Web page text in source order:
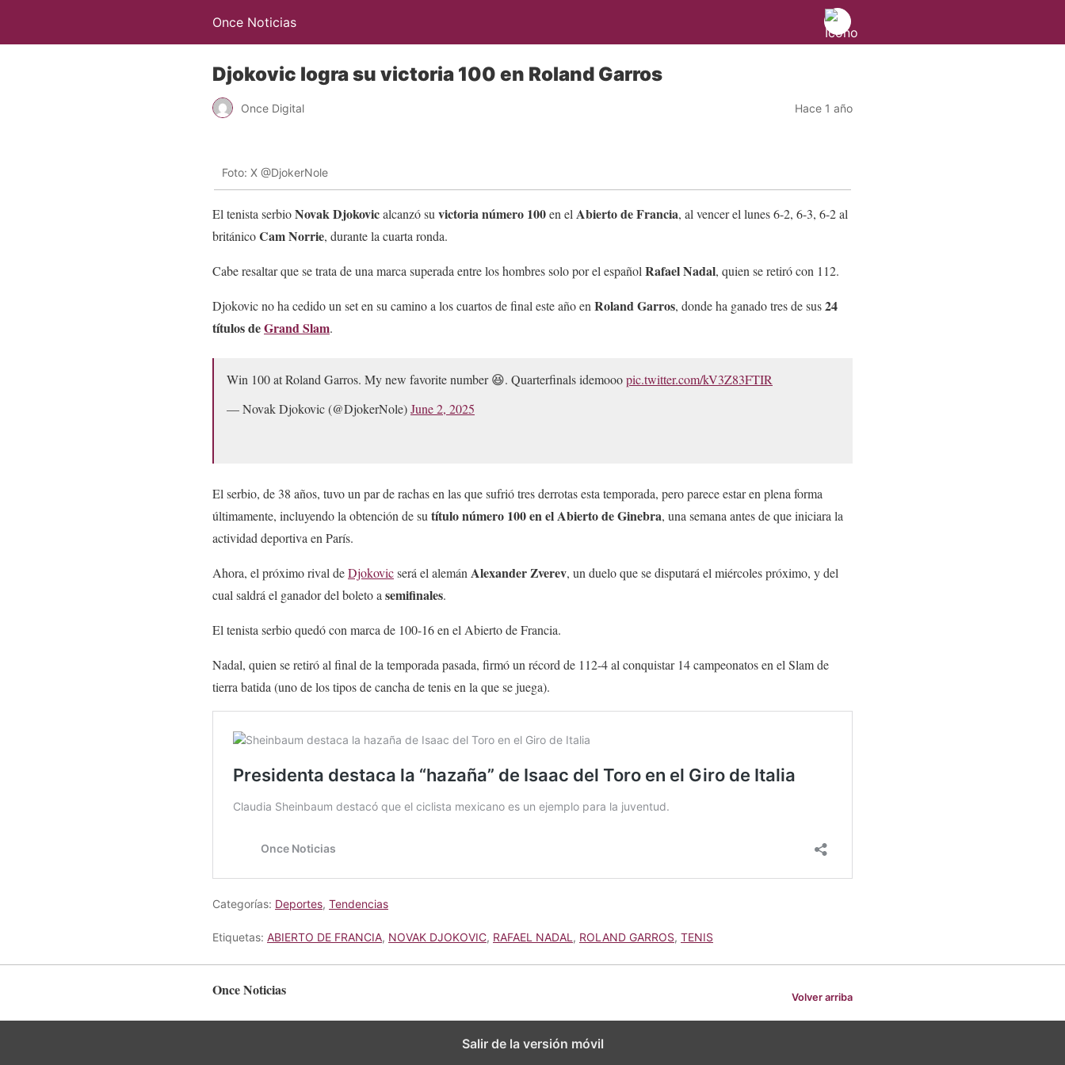
Once Noticias
Djokovic logra su victoria 100 en Roland Garros
Once Digital Hace 1 año
Foto: X @DjokerNole
El tenista serbioNovak Djokovicalcanzó su victoria número 100en el Abierto de Francia, al vencer el lunes 6-2, 6-3, 6-2 al
británicoCam Norrie, durante la cuarta ronda.
Cabe resaltar que se trata de una marca superada entre los hombres solo por el español Rafael Nadal, quien se retiró con 112.
Djokovic no ha cedido un set en su camino a los cuartos de final este año en Roland Garros, donde ha ganado tres de sus24
títulos deGrand Slam.
Win 100 at Roland Garros. My new favorite number 😆. Quarterfinals idemooopic.twitter.com/kV3Z83FTIR
— Novak Djokovic (@DjokerNole)June 2, 2025
El serbio, de 38 años, tuvo un par de rachas en las que sufrió tres derrotas esta temporada, pero parece estar en plena forma
últimamente, incluyendo la obtención de su título número 100 en el Abierto de Ginebra, una semana antes de que iniciara la
actividad deportiva en París.
Ahora, el próximo rival deDjokovicserá el alemán Alexander Zverev, un duelo que se disputará el miércoles próximo, y del
cual saldrá el ganador del boleto a semifinales.
El tenista serbio quedó con marca de 100-16 en el Abierto de Francia.
Nadal, quien se retiró al final de la temporada pasada, firmó un récord de 112-4 al conquistar 14 campeonatos en el Slam de
tierra batida (uno de los tipos de cancha de tenis en la que se juega).
Categorías: Deportes, Tendencias
Etiquetas: ABIERTO DE FRANCIA, NOVAK DJOKOVIC, RAFAEL NADAL , ROLAND GARROS, TENIS
Once Noticias Volver arriba
Salir de la versión móvil